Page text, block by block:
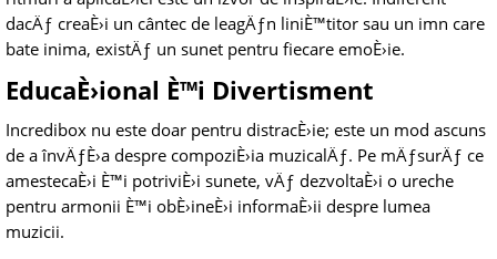
dacÄƒ creaÈ›i un cântec de leagÄƒn liniÈ™titor sau un imn care
bate inima, existÄƒ un sunet pentru fiecare emoÈ›ie.
EducaÈ›ional È™i Divertisment
Incredibox nu este doar pentru distracÈ›ie; este un mod ascuns
de a învÄƒÈ›a despre compoziÈ›ia muzicalÄƒ. Pe mÄƒsurÄƒ ce
amestecaÈ›i È™i potriviÈ›i sunete, vÄƒ dezvoltaÈ›i o ureche
pentru armonii È™i obÈ›ineÈ›i informaÈ›ii despre lumea
muzicii.